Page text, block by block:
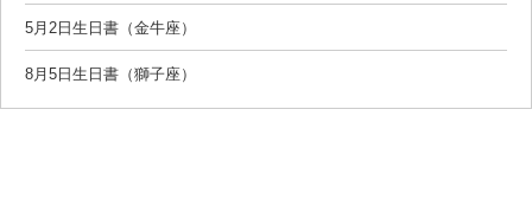
5月2日生日書（金牛座）
8月5日生日書（獅子座）